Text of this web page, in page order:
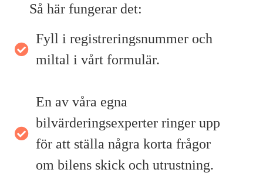
Så här fungerar det:
Fyll i registreringsnummer och
miltal i vårt formulär.
En av våra egna
bilvärderingsexperter ringer upp
för att ställa några korta frågor
om bilens skick och utrustning.